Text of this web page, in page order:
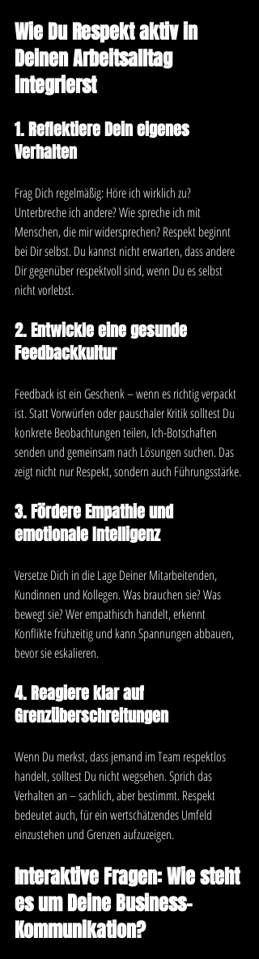
Wie Du Respekt aktiv in
Deinen Arbeitsalltag
integrierst
1. Reflektiere Dein eigenes
Verhalten
Frag Dich regelmäßig: Höre ich wirklich zu?
Unterbreche ich andere? Wie spreche ich mit
Menschen, die mir widersprechen? Respekt beginnt
bei Dir selbst. Du kannst nicht erwarten, dass andere
Dir gegenüber respektvoll sind, wenn Du es selbst
nicht vorlebst.
2. Entwickle eine gesunde
Feedbackkultur
Feedback ist ein Geschenk – wenn es richtig verpackt
ist. Statt Vorwürfen oder pauschaler Kritik solltest Du
konkrete Beobachtungen teilen, Ich-Botschaften
senden und gemeinsam nach Lösungen suchen. Das
zeigt nicht nur Respekt, sondern auch Führungsstärke.
3. Fördere Empathie und
emotionale Intelligenz
Versetze Dich in die Lage Deiner Mitarbeitenden,
Kundinnen und Kollegen. Was brauchen sie? Was
bewegt sie? Wer empathisch handelt, erkennt
Konflikte frühzeitig und kann Spannungen abbauen,
bevor sie eskalieren.
4. Reagiere klar auf
Grenzüberschreitungen
Wenn Du merkst, dass jemand im Team respektlos
handelt, solltest Du nicht wegsehen. Sprich das
Verhalten an – sachlich, aber bestimmt. Respekt
bedeutet auch, für ein wertschätzendes Umfeld
einzustehen und Grenzen aufzuzeigen.
Interaktive Fragen: Wie steht
es um Deine Business-
Kommunikation?